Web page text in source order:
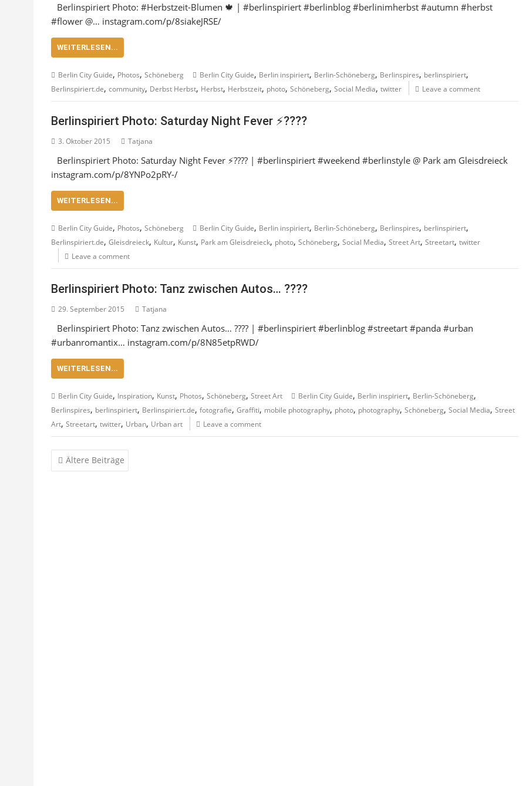
Berlinspiriert Photo: #Herbstzeit-Blumen 🍁 | #berlinspiriert #berlinblog #berlinimherbst #autumn #herbst
#flower @… instagram.com/p/8siakeJRSE/
WEITERLESEN...
Berlin City Guide, Photos, Schöneberg Berlin City Guide, Berlin inspiriert, Berlin-Schöneberg, Berlinspires, berlinspiriert,
Berlinspiriert.de, community, Derbst Herbst, Herbst, Herbstzeit, photo, Schöneberg, Social Media, twitter Leave a comment
Berlinspiriert Photo: Saturday Night Fever ⚡️????
3. Oktober 2015 Tatjana
Berlinspiriert Photo: Saturday Night Fever ⚡️???? | #berlinspiriert #weekend #berlinstyle @ Park am Gleisdreieck
instagram.com/p/8YNPo2pRY-/
WEITERLESEN...
Berlin City Guide, Photos, Schöneberg Berlin City Guide, Berlin inspiriert, Berlin-Schöneberg, Berlinspires, berlinspiriert,
Berlinspiriert.de, Gleisdreieck, Kultur, Kunst, Park am Gleisdreieck, photo, Schöneberg, Social Media, Street Art, Streetart, twitter
Leave a comment
Berlinspiriert Photo: Tanz zwischen Autos… ????
29. September 2015 Tatjana
Berlinspiriert Photo: Tanz zwischen Autos… ???? | #berlinspiriert #berlinblog #streetart #panda #urban
#urbanromantix… instagram.com/p/8N85etpRWD/
WEITERLESEN...
Berlin City Guide, Inspiration, Kunst, Photos, Schöneberg, Street Art Berlin City Guide, Berlin inspiriert, Berlin-Schöneberg,
Berlinspires, berlinspiriert, Berlinspiriert.de, fotografie, Graffiti, mobile photography, photo, photography, Schöneberg, Social Media, Street
Art, Streetart, twitter, Urban, Urban art Leave a comment
Beitragsnavigation
Ältere Beiträge